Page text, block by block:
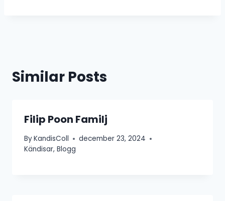
Similar Posts
Filip Poon Familj
ByKandisColl
december 23, 2024
Kändisar, Blogg